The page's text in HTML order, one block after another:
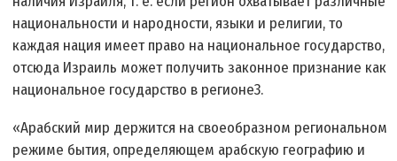
национальности и народности, языки и религии, то
каждая нация имеет право на национальное государство,
отсюда Израиль может получить законное признание как
национальное государство в регионе3.
«Арабский мир держится на своеобразном региональном
режиме бытия, определяющем арабскую географию и